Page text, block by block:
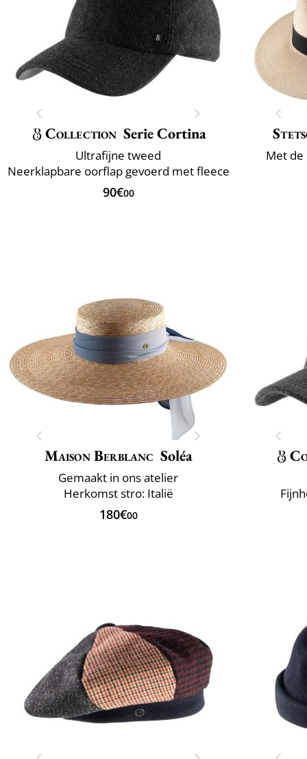
Collection Serie Cortina
Ultrafijne tweed
Neerklapbare oorflap gevoerd met fleece
90€00
Met de
Maison Berblanc Soléa
Gemaakt in ons atelier
Herkomst stro: Italië
180€00